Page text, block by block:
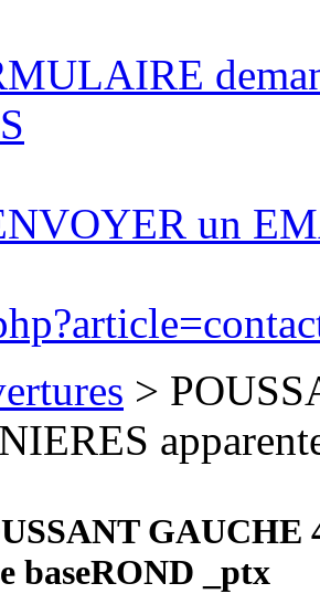
un
>
GAUCHE
baseROND _ptx